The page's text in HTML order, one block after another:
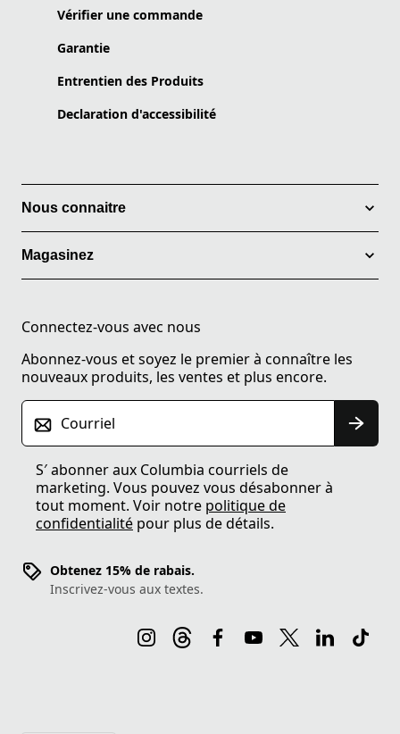
Vérifier une commande
Garantie
Entrentien des Produits
Declaration d'accessibilité
Nous connaitre
Magasinez
Connectez-vous avec nous
Abonnez-vous et soyez le premier à connaître les
nouveaux produits, les ventes et plus encore.
Courriel
S′ abonner aux Columbia courriels de
marketing. Vous pouvez vous désabonner à
tout moment. Voir notre politique de
confidentialité pour plus de détails.
Obtenez 15% de rabais.
Inscrivez-vous aux textes.